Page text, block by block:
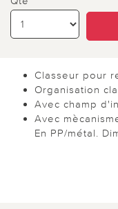
Classeur pour
Organisation
Avec champ
Avec
En PP/métal.